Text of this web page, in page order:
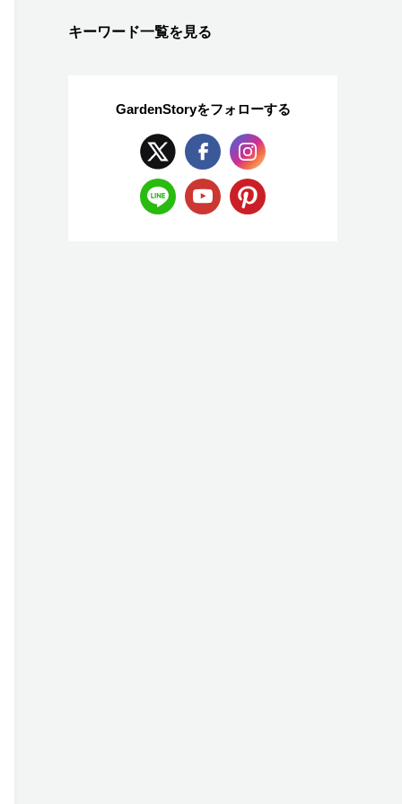
キーワード一覧を見る
GardenStoryをフォローする